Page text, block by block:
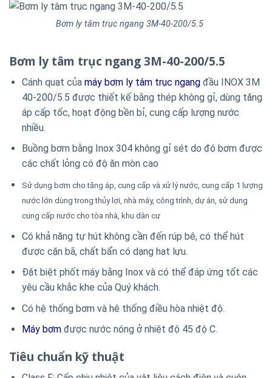
Bơm ly tâm trục ngang 3M-40-200/5.5
Bơm ly tâm trục ngang 3M-40-200/5.5
Cánh quạt của máy bơm ly tâm trục ngangđầu INOX 3M
40-200/5.5 được thiết kế bằng thép không gỉ, dùng tăng
áp cấp tốc, hoạt động bền bỉ, cung cấp lượng nước
nhiều.
Buồng bơm bằng Inox 304 không gỉ sét do đó bơm được
các chất lỏng có độ ăn mòn cao
Sử dụng bơm cho tăng áp, cung cấp và xử lý nước, cung cấp 1 lượng
nước lớn dùng trong thủy lợi, nhà máy, công trình, dự án, sử dụng
cung cấp nước cho tòa nhà, khu dân cư
Có khả năng tự hút không cần đến rúp bê, có thể hút
được cặn bã, chất bẩn có dạng hạt lựu.
Đặt biệt phốt máy bằng Inox và có thể đáp ứng tốt các
yêu cầu khắc khe của Quý khách.
Có hệ thống bơm và hê thống điều hòa nhiệt độ.
Máy bơmđược nước nóng ở nhiệt độ 45 độ C.
Tiêu chuẩn kỹ thuật